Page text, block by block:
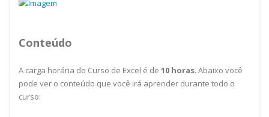
Conteúdo
A carga horária do Curso de Excel é de 10 horas. Abaixo você
pode ver o conteúdo que você irá aprender durante todo o
curso: